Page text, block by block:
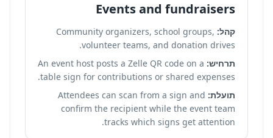
Events and fundraisers
קהל: Community organizers, school groups,
volunteer teams, and donation drives.
תרחיש: An event host posts a Zelle QR code on a
table sign for contributions or shared expenses.
תועלת: Attendees can scan from a sign and
confirm the recipient while the event team
tracks which signs get attention.